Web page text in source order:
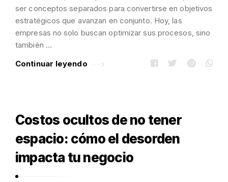
ser conceptos separados para convertirse en objetivos
estratégicos que avanzan en conjunto. Hoy, las
empresas no solo buscan optimizar sus procesos, sino
también …
Continuar leyendo
Costos ocultos de no tener
espacio: cómo el desorden
impacta tu negocio